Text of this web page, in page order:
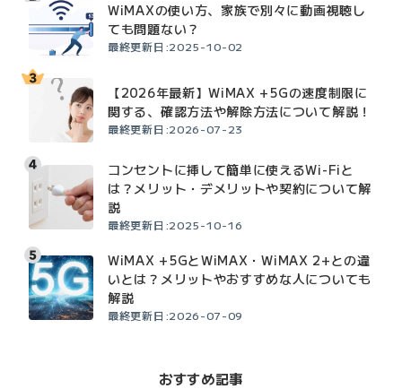
WiMAXの使い方、家族で別々に動画視聴し
ても問題ない？
最終更新日:2025-10-02
【2026年最新】WiMAX +5Gの速度制限に
関する、確認方法や解除方法について解説！
最終更新日:2026-07-23
コンセントに挿して簡単に使えるWi-Fiと
は？メリット・デメリットや契約について解
説
最終更新日:2025-10-16
WiMAX +5GとWiMAX・WiMAX 2+との違
いとは？メリットやおすすめな人についても
解説
最終更新日:2026-07-09
おすすめ記事